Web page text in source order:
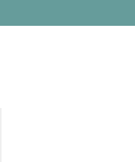
Pago no
Iniciantes